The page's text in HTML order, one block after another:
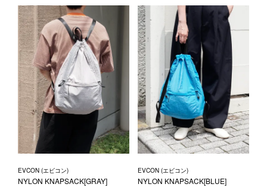
EVCON (エビコン)
NYLON KNAPSACK[GRAY]
EVCON (エビコン)
NYLON KNAPSACK[BLUE]